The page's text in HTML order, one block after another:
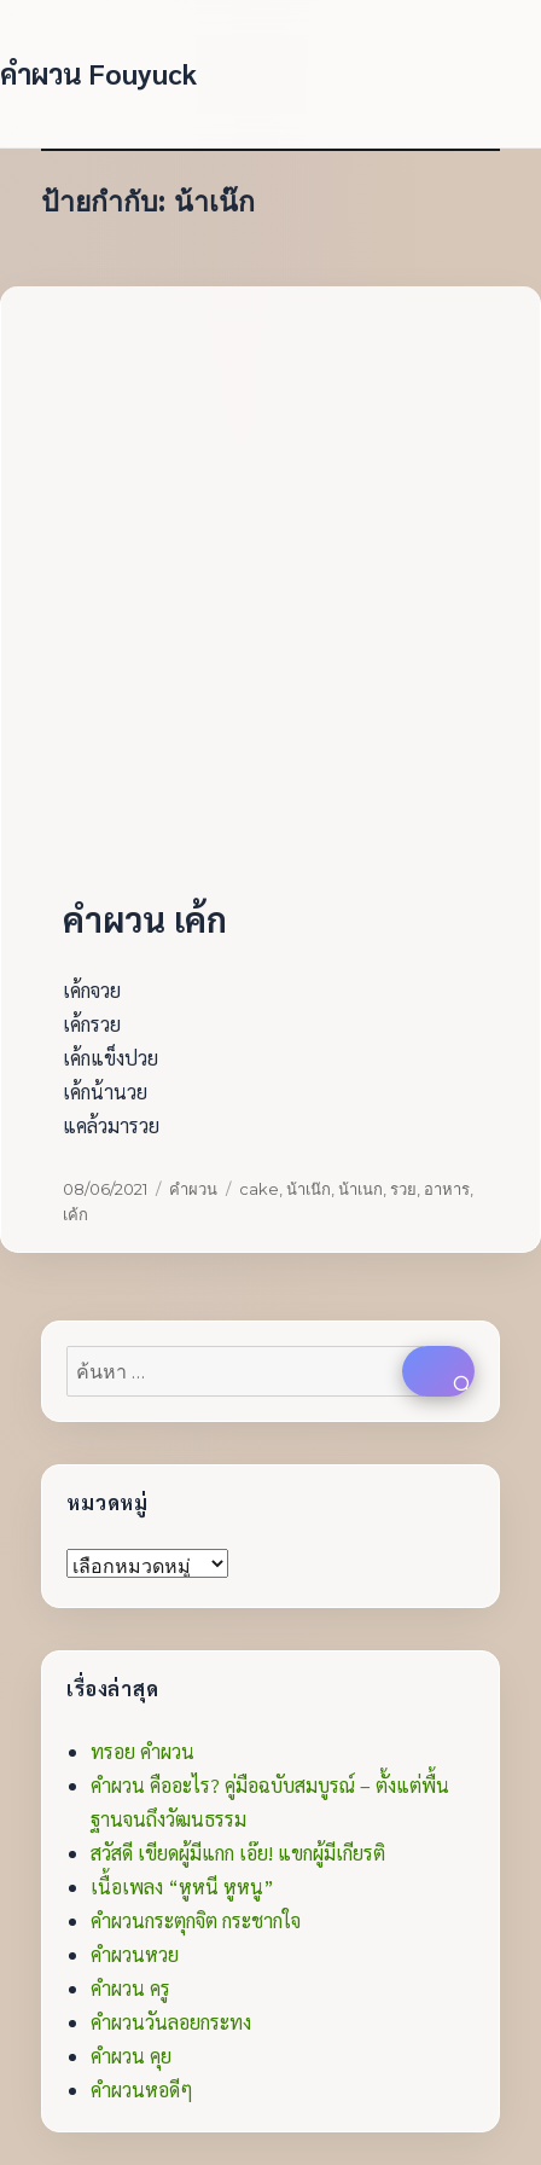
คำผวน Fouyuck
ป้ายกำกับ: น้าเน๊ก
คำผวน เค้ก
เค้กจวย
เค้กรวย
เค้กแข็งปวย
เค้กน้านวย
แคล้วมารวย
เขียน
เมื่อ
08/06/2021
หมวด
คำผวน
ป้าย
cake ,น้าเน๊ก ,น้าเนก รวย อาหาร
เค้ก
ค้นหา:
ค้นหา
หมวดหมู่
หมวด
เรื่องล่าสุด
ทรอย คำผวน
คำผวน คืออะไร? คู่มือฉบับสมบูรณ์ – ตั้งแต่พื้น
ฐานจนถึงวัฒนธรรม
สวัสดี เขียดผู้มีแกก เอ๊ย! แขกผู้มีเกียรติ
เนื้อเพลง “หูหนี หูหนู”
คำผวนกระตุกจิต กระชากใจ
คำผวนหวย
คำผวน ครู
คำผวนวันลอยกระทง
คำผวน คุย
คำผวนหอดีๆ